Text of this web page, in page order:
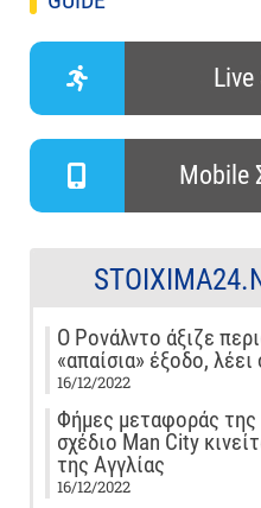
Live
Mobile
Ο Ρονάλντο άξιζε
«απαίσια» έξοδο,
16/12/2022
Φήμες μεταφοράς
σχέδιο Man City
της Αγγλίας
16/12/2022